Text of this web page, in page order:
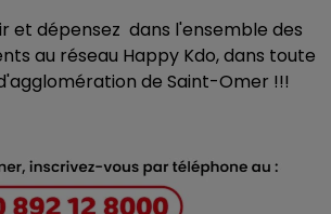
et dépensez dans l'ensemble des
au réseau Happy Kdo, dans toute
de Saint-Omer !!!